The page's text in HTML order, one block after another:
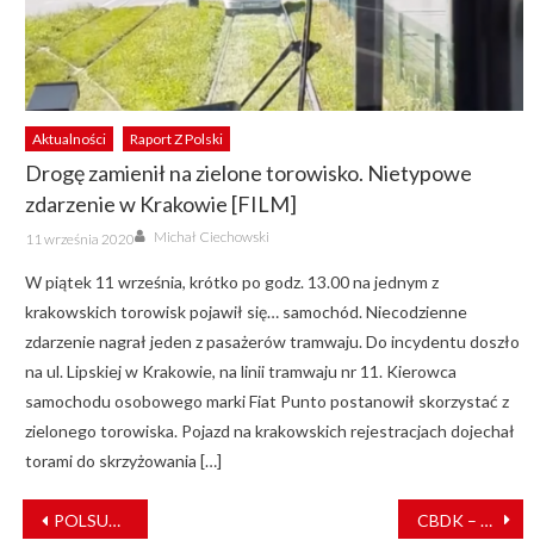
Aktualności Raport Z Polski
Drogę zamienił na zielone torowisko. Nietypowe
zdarzenie w Krakowie [FILM]
Posted
on
11 września 2020 Author
Michał Ciechowski
W piątek 11 września, krótko po godz. 13.00 na jednym z
krakowskich torowisk pojawił się… samochód. Niecodzienne
zdarzenie nagrał jeden z pasażerów tramwaju. Do incydentu doszło
na ul. Lipskiej w Krakowie, na linii tramwaju nr 11. Kierowca
samochodu osobowego marki Fiat Punto postanowił skorzystać z
zielonego torowiska. Pojazd na krakowskich rejestracjach dojechał
torami do skrzyżowania […]
NAWIGACJA
WPISU
POLSUW – szerokość toru przestaje mieć znaczenie CBDK – ośrodek reagowania na sytuacje kryzysowe